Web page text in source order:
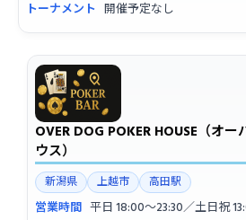
トーナメント 開催予定なし
OVER DOG POKER HOUSE（オ
ウス）
新潟県 上越市 高田駅
営業時間 平日 18:00〜23:30／土日祝